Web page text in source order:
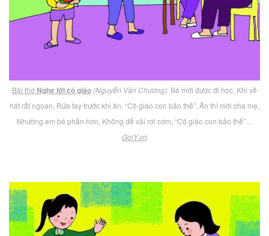
Bài thơ Nghe lời cô giáo (Nguyễn Văn Chương): Bé mới được đi học, Khi về
hát rất ngoan, Rửa tay trước khi ăn, “Cô giáo con bảo thế”. Ăn thì mời cha mẹ,
Nhường em bé phần hơn, Không để vãi rơi cơm, “Cô giáo con bảo thế”…
GoiY.vn